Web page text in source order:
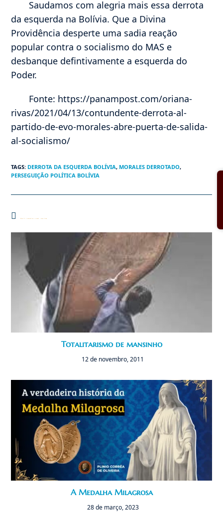
Saudamos com alegria mais essa derrota
da esquerda na Bolívia. Que a Divina
Providência desperte uma sadia reação
popular contra o socialismo do MAS e
desbanque defintivamente a esquerda do
Poder.
Fonte: https://panampost.com/oriana-
rivas/2021/04/13/contundente-derrota-al-
partido-de-evo-morales-abre-puerta-de-salida-
al-socialismo/
TAGS: DERROTA DA ESQUERDA BOLÍVIA, MORALES DERROTADO,
PERSEGUIÇÃO POLÍTICA BOLÍVIA
Totalitarismo de mansinho
12 de novembro, 2011
A Medalha Milagrosa
28 de março, 2023